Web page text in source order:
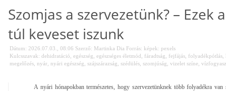
Szomjas a szervezetünk? – Ezek
túl keveset iszunk
Dátum: 2026.07.03., 08:06 Szerző: Martinka Dia Forrás: képek: pexels
Kulcsszavak: dehidratáció egészség egészséges életmód fáradtság fejfájás folyadékpótlás
megelőzés nyár nyári egészség szájszárazság szédülés szomjúság vizelet színe
A nyári hónapokban természetes, hogy szervezetünknek több folyadékra van